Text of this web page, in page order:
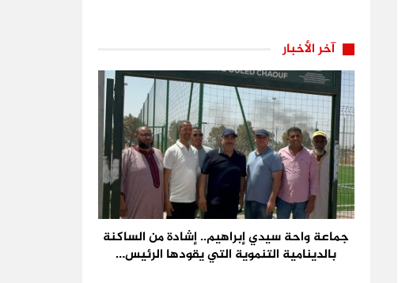
آخر الأخبار
جماعة واحة سيدي إبراهيم.. إشادة من الساكنة
بالدينامية التنموية التي يقودها الرئيس…